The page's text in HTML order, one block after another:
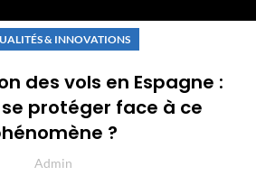
& INNOVATIONS
des vols en Espagne :
protéger face à ce
?
Admin